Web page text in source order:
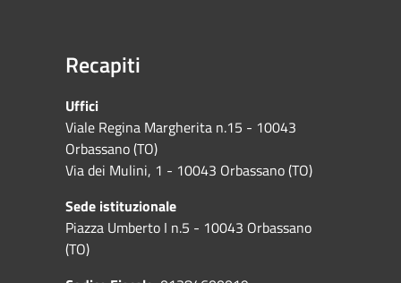
Recapiti
Uffici
Viale Regina Margherita n.15 - 10043
Orbassano (TO)
Via dei Mulini, 1 - 10043 Orbassano (TO)
Sede istituzionale
Piazza Umberto I n.5 - 10043 Orbassano
(TO)